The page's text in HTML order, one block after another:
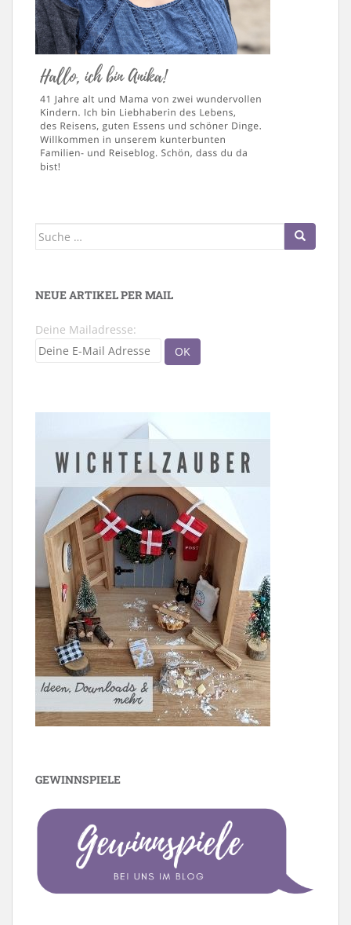
Suche
NEUE ARTIKEL PER MAIL
Deine Mailadresse:
GEWINNSPIELE